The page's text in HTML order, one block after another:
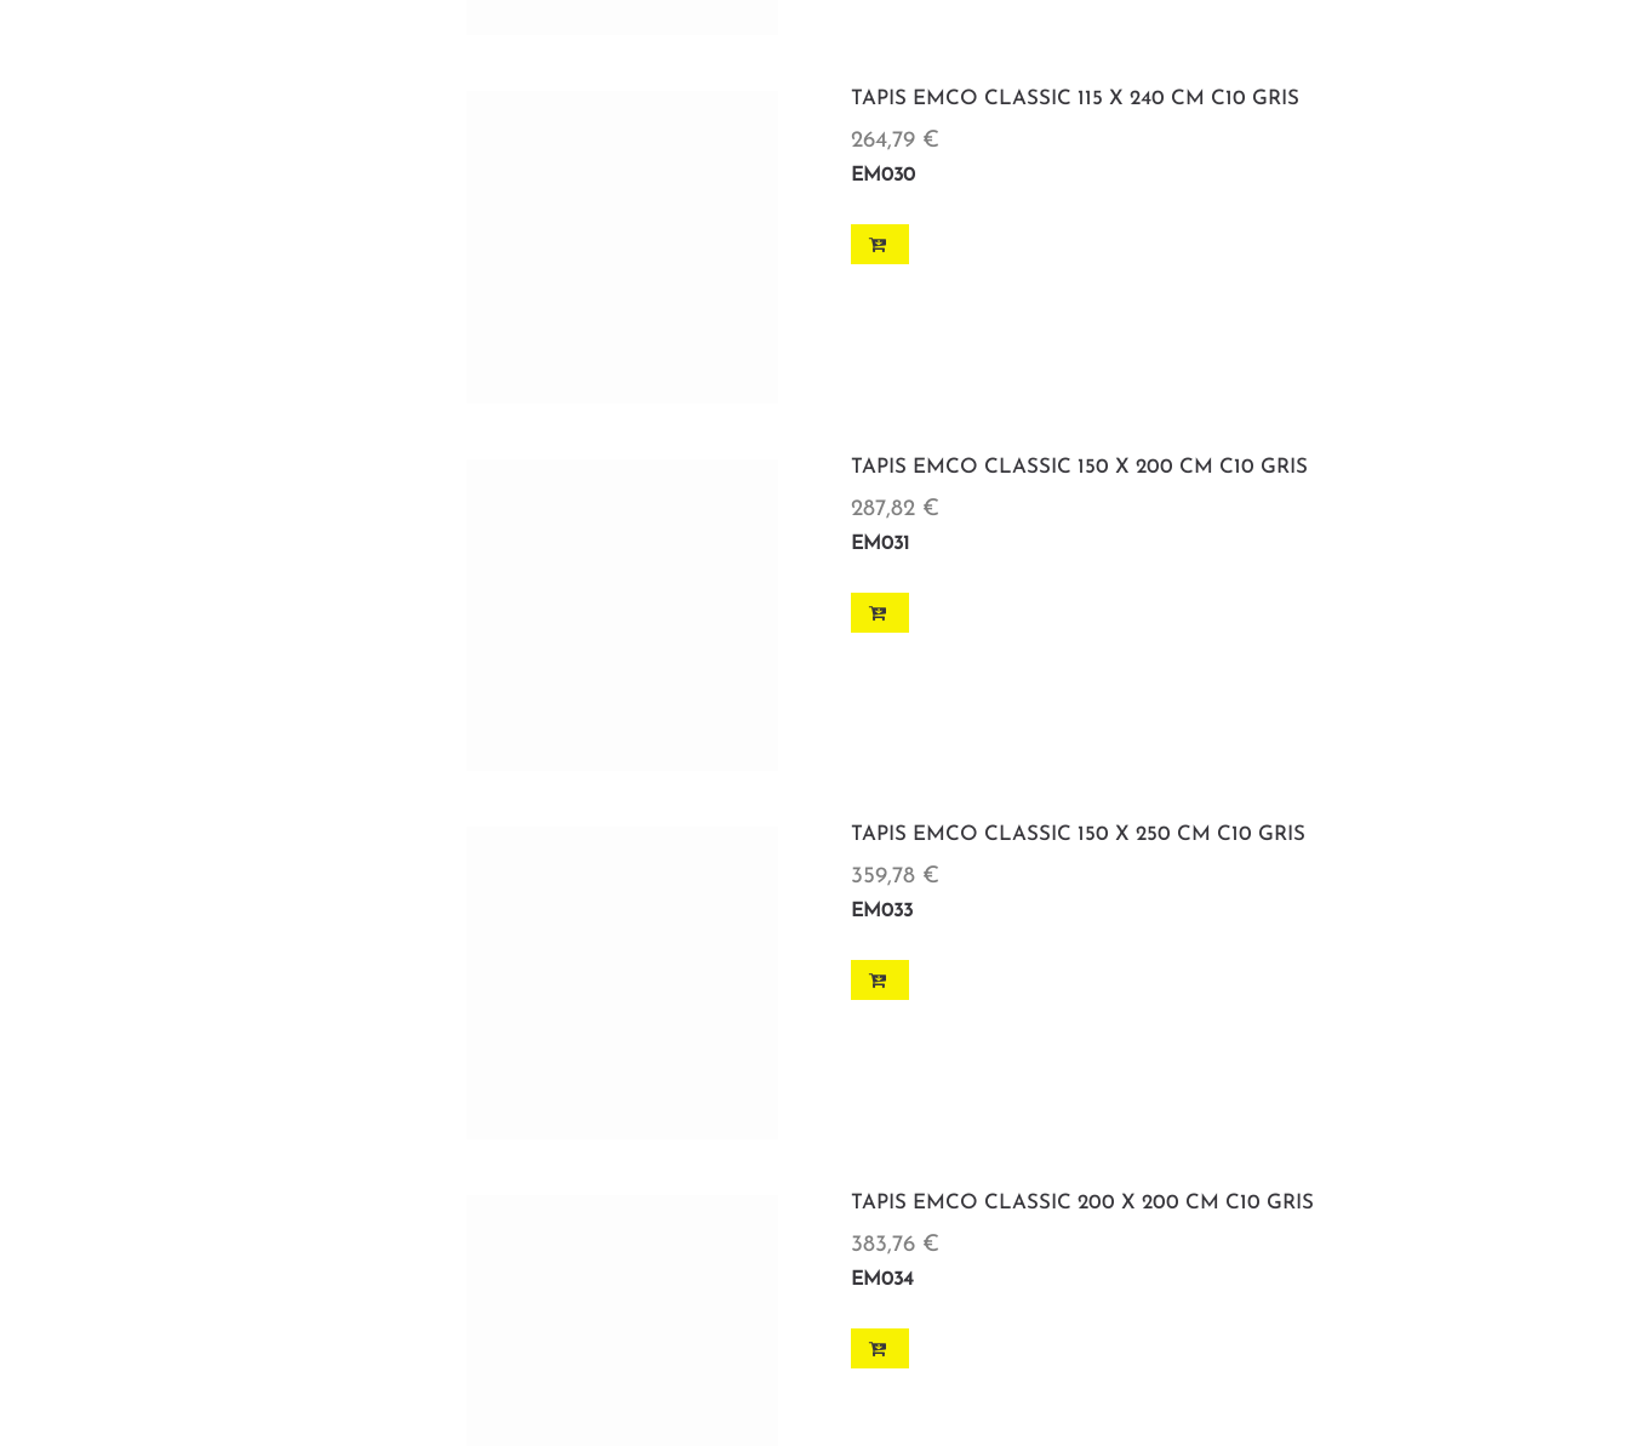
TAPIS EMCO CLASSIC 115 X 240 CM C10 GRIS
264,79 €
EM030
TAPIS EMCO CLASSIC 150 X 200 CM C10 GRIS
287,82 €
EM031
TAPIS EMCO CLASSIC 150 X 250 CM C10 GRIS
359,78 €
EM033
TAPIS EMCO CLASSIC 200 X 200 CM C10 GRIS
383,76 €
EM034